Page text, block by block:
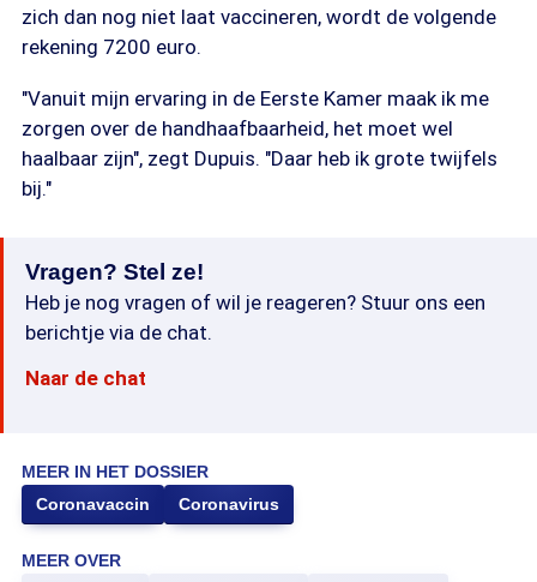
zich dan nog niet laat vaccineren, wordt de volgende
rekening 7200 euro.
"Vanuit mijn ervaring in de Eerste Kamer maak ik me
zorgen over de handhaafbaarheid, het moet wel
haalbaar zijn", zegt Dupuis. "Daar heb ik grote twijfels
bij."
Vragen? Stel ze!
Heb je nog vragen of wil je reageren? Stuur ons een
berichtje via de chat.
Naar de chat
MEER IN HET DOSSIER
Coronavaccin
Coronavirus
MEER OVER